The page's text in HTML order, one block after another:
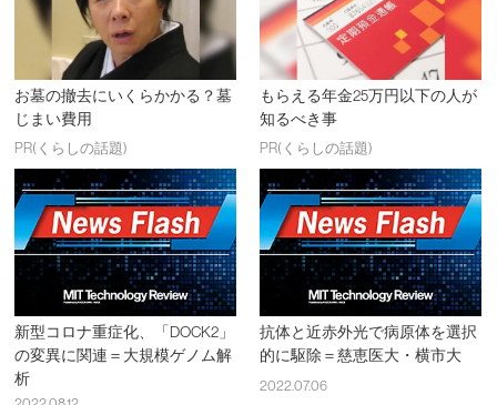
お墓の撤去にいくらかかる？墓
じまい費用
PR(くらしの話題)
もらえる年金25万円以下の人が
知るべき事
PR(くらしの話題)
新型コロナ重症化、「DOCK2」
の変異に関連＝大規模ゲノム解
析
抗体と近赤外光で病原体を選択
的に駆除＝慈恵医大・横市大
2022.07.06